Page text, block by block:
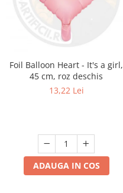
Foil Balloon Heart - It's a girl,
45 cm, roz deschis
13,22 Lei
ADAUGA IN COS